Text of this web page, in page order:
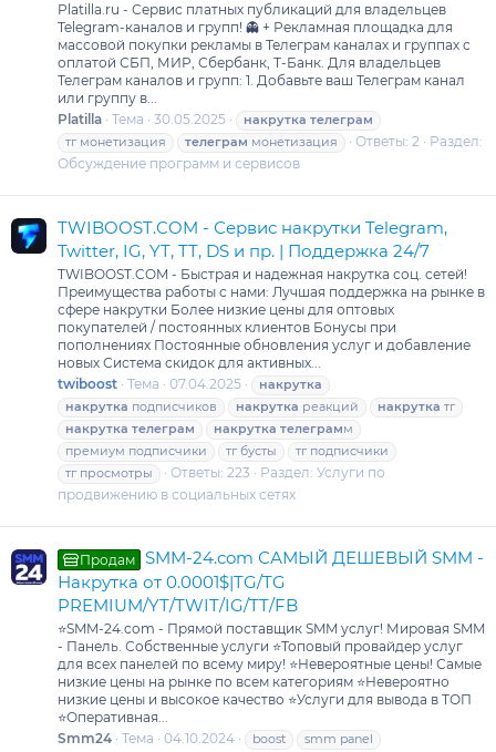
Platilla.ru - Сервис платных публикаций для владельцев
Telegram-каналов и групп! 👻 + Рекламная площадка для
массовой покупки рекламы в Телеграм каналах и группах с
оплатой СБП, МИР, Сбербанк, Т-Банк. Для владельцев
Телеграм каналов и групп: 1. Добавьте ваш Телеграм канал
или группу в...
Platilla Тема 30.05.2025 накрутка телеграм
тг монетизация
телеграм монетизация Ответы: 2
Раздел:
Обсуждение программ и сервисов
TWIBOOST.COM - Сервис накрутки Telegram,
Twitter, IG, YT, TT, DS и пр. | Поддержка 24/7
TWIBOOST.COM - Быстрая и надежная накрутка соц. сетей!
Преимущества работы с нами: Лучшая поддержка на рынке в
сфере накрутки Более низкие цены для оптовых
покупателей / постоянных клиентов Бонусы при
пополнениях Постоянные обновления услуг и добавление
новых Система скидок для активных...
twiboost Тема 07.04.2025
накрутка
накрутка подписчиков накрутка реакций накрутка тг
накрутка телеграм накрутка телеграмм
премиум подписчики
тг бусты
тг подписчики
тг просмотры
Ответы: 223 Раздел: Услуги по
продвижению в социальных сетях
Продам
SMM-24.com САМЫЙ ДЕШЕВЫЙ SMM -
Накрутка от 0.0001$|TG/TG
PREMIUM/YT/TWIT/IG/TT/FB
⭐️SMM-24.com - Прямой поставщик SMM услуг! Мировая SMM
- Панель. Собственные услуги ⭐️Топовый провайдер услуг
для всех панелей по всему миру! ⭐️Невероятные цены! Самые
низкие цены на рынке по всем категориям ⭐️Невероятно
низкие цены и высокое качество ⭐️Услуги для вывода в ТОП
⭐️Оперативная...
Smm24 Тема 04.10.2024 boost
smm panel